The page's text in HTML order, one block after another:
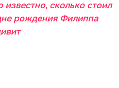
известно, сколько стоил
рождения Филиппа